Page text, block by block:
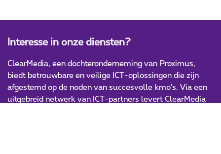
Interesse in onze diensten?
ClearMedia, een dochteronderneming van Proximus,
biedt betrouwbare en veilige ICT-oplossingen die zijn
afgestemd op de noden van succesvolle kmo's. Via een
uitgebreid netwerk van ICT-partners levert ClearMedia